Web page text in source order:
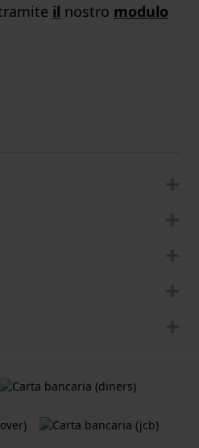
il nostro modulo